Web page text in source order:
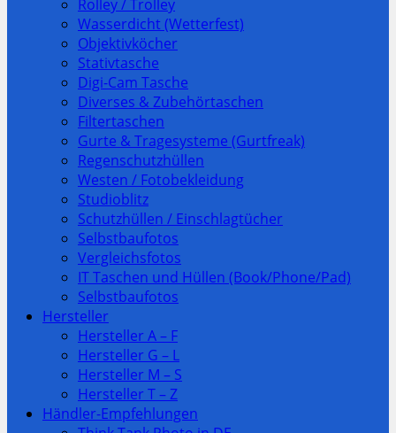
Rolley / Trolley
Wasserdicht (Wetterfest)
Objektivköcher
Stativtasche
Digi-Cam Tasche
Diverses & Zubehörtaschen
Filtertaschen
Gurte & Tragesysteme (Gurtfreak)
Regenschutzhüllen
Westen / Fotobekleidung
Studioblitz
Schutzhüllen / Einschlagtücher
Selbstbaufotos
Vergleichsfotos
IT Taschen und Hüllen (Book/Phone/Pad)
Selbstbaufotos
Hersteller
Hersteller A – F
Hersteller G – L
Hersteller M – S
Hersteller T – Z
Händler-Empfehlungen